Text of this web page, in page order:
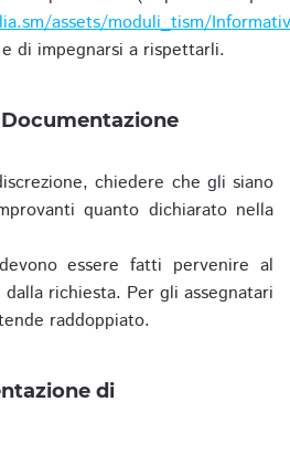
assets/moduli_tism/
di impegnarsi a rispettarli.
chiedere che gli siano
quanto dichiarato nella
essere fatti pervenire al
richiesta. Per gli assegnatari
raddoppiato.
di